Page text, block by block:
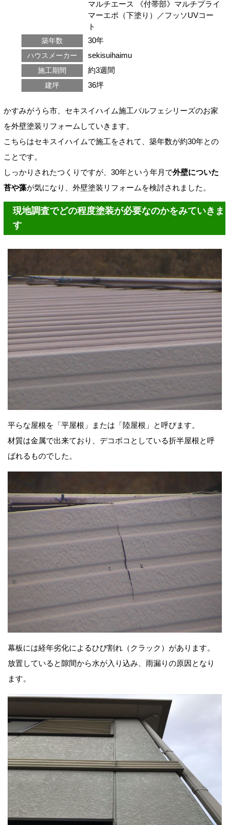
マルチエース 《付帯部》マルチプライ
マーエポ（下塗り）／フッソUVコー
ト
築年数 30年
ハウスメーカー sekisuihaimu
施工期間 約3週間
建坪 36坪
かすみがうら市、セキスイハイム施工パルフェシリーズのお家
を外壁塗装リフォームしていきます。
こちらはセキスイハイムで施工をされて、築年数が約30年との
ことです。
しっかりされたつくりですが、30年という年月で外壁についた
苔や藻が気になり、外壁塗装リフォームを検討されました。
現地調査でどの程度塗装が必要なのかをみていきま
す
平らな屋根を「平屋根」または「陸屋根」と呼びます。
材質は金属で出来ており、デコボコとしている折半屋根と呼
ばれるものでした。
幕板には経年劣化によるひび割れ（クラック）があります。
放置していると隙間から水が入り込み、雨漏りの原因となり
ます。